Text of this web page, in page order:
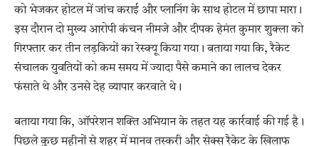
को भेजकर होटल में जांच कराई और प्लानिंग के साथ होटल में छापा मारा।
इस दौरान दो मुख्य आरोपी कंचन नीमजे और दीपक हेमंत कुमार शुक्ला को
गिरफ्तार कर तीन लड़कियों का रेस्क्यू किया गया। बताया गया कि, रैकेट
संंचालक युवतियों को कम समय में ज्यादा पैसे कमाने का लालच देकर
फंसाते थे और उनसे देह व्यापार करवाते थे।
बताया गया कि, ऑपरेशन शक्ति अभियान के तहत यह कार्रवाई की गई है।
पिछले कुछ महीनों से शहर में मानव तस्करी और सेक्स रैकेट के खिलाफ